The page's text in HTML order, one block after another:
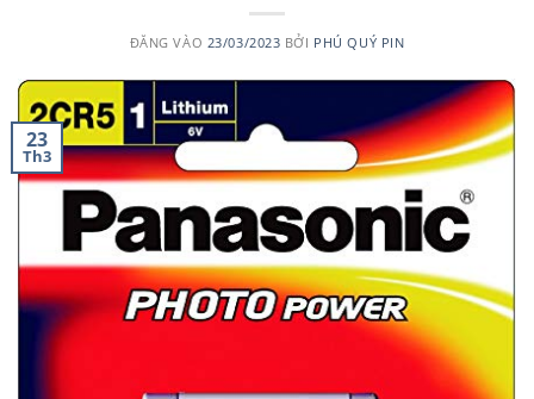
ĐĂNG VÀO 23/03/2023 BỞI PHÚ QUÝ PIN
23
Th3